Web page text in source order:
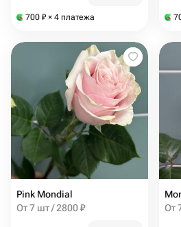
700 ₽ × 4 платежа
Pink Mondial
От 7 шт / 2800 ₽
От